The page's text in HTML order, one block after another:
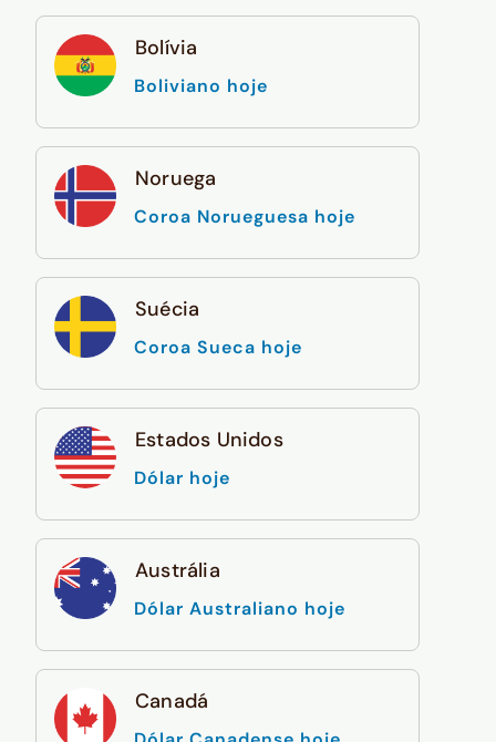
Bolívia
Boliviano hoje
Noruega
Coroa Norueguesa hoje
Suécia
Coroa Sueca hoje
Estados Unidos
Dólar hoje
Austrália
Dólar Australiano hoje
Canadá